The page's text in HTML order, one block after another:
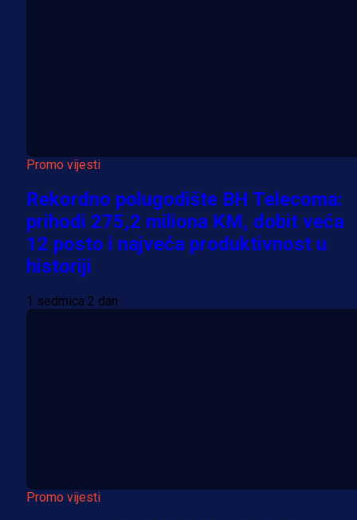
Promo vijesti
Rekordno polugodište BH Telecoma:
prihodi 275,2 miliona KM, dobit veća
12 posto i najveća produktivnost u
historiji
1 sedmica 2 dan
Promo vijesti